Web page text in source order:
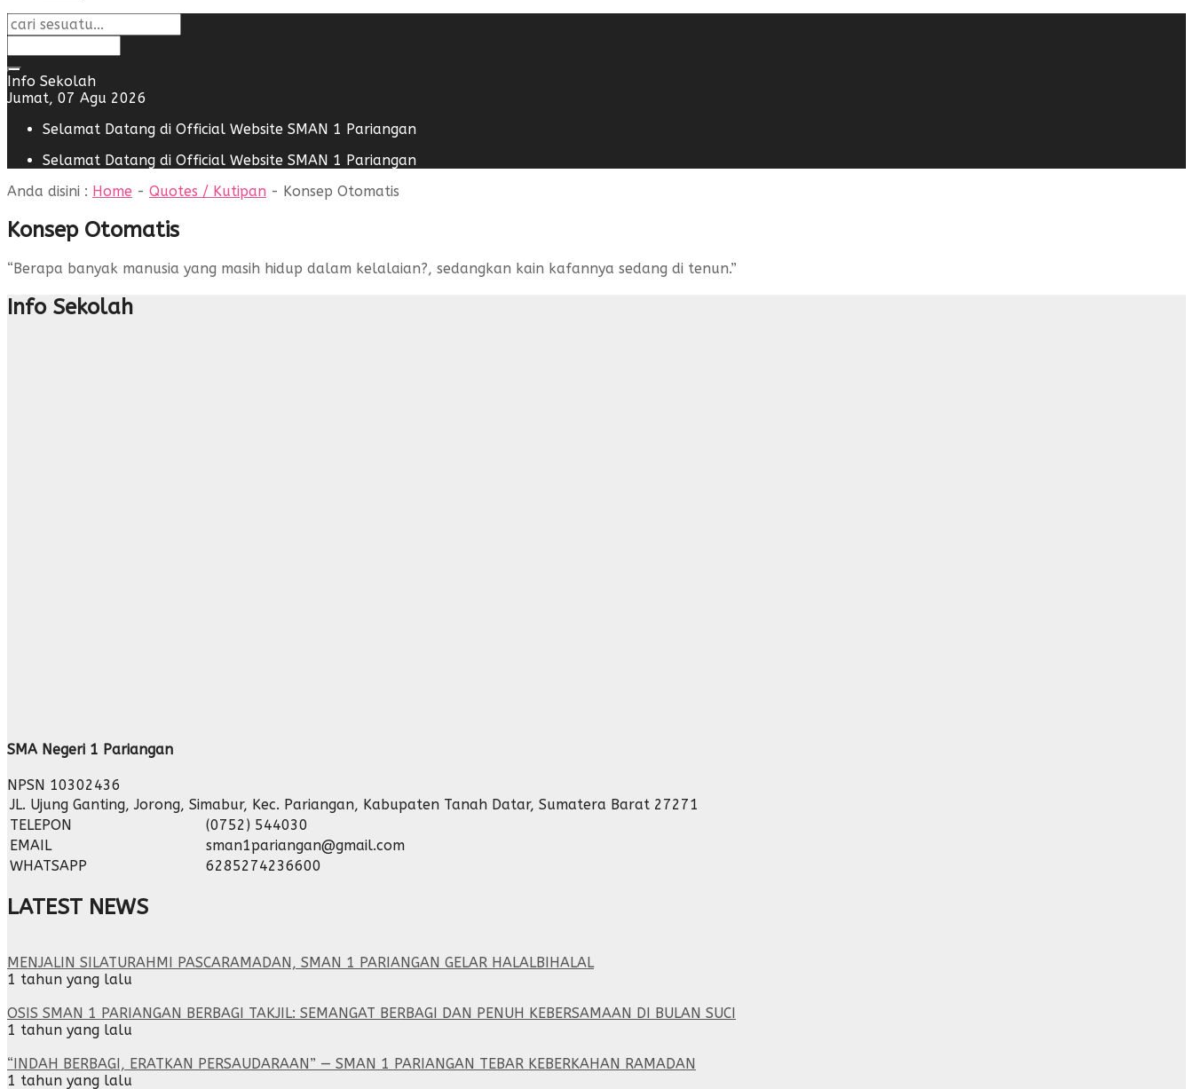
Info Sekolah
Jumat, 07 Agu 2026
Selamat Datang di Official Website SMAN 1 Pariangan
Selamat Datang di Official Website SMAN 1 Pariangan
Anda disini : Home - Quotes / Kutipan - Konsep Otomatis
Konsep Otomatis
“Berapa banyak manusia yang masih hidup dalam kelalaian?, sedangkan kain kafannya sedang di tenun.”
Info Sekolah
SMA Negeri 1 Pariangan
NPSN 10302436
JL. Ujung Ganting, Jorong, Simabur, Kec. Pariangan, Kabupaten Tanah Datar, Sumatera Barat 27271
TELEPON
(0752) 544030
EMAIL
sman1pariangan@gmail.com
WHATSAPP
6285274236600
LATEST NEWS
MENJALIN SILATURAHMI PASCARAMADAN, SMAN 1 PARIANGAN GELAR HALALBIHALAL
1 tahun yang lalu
OSIS SMAN 1 PARIANGAN BERBAGI TAKJIL: SEMANGAT BERBAGI DAN PENUH KEBERSAMAAN DI BULAN SUCI
1 tahun yang lalu
“INDAH BERBAGI, ERATKAN PERSAUDARAAN” — SMAN 1 PARIANGAN TEBAR KEBERKAHAN RAMADAN
1 tahun yang lalu